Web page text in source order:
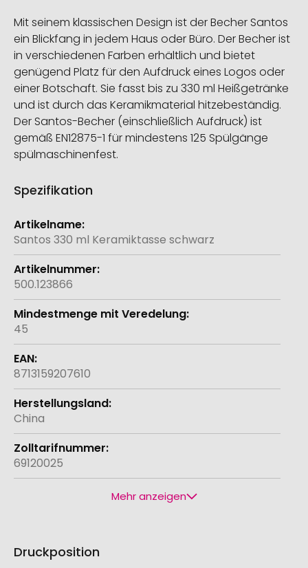
Mit seinem klassischen Design ist der Becher Santos
ein Blickfang in jedem Haus oder Büro. Der Becher ist
in verschiedenen Farben erhältlich und bietet
genügend Platz für den Aufdruck eines Logos oder
einer Botschaft. Sie fasst bis zu 330 ml Heißgetränke
und ist durch das Keramikmaterial hitzebeständig.
Der Santos-Becher (einschließlich Aufdruck) ist
gemäß EN12875-1 für mindestens 125 Spülgänge
spülmaschinenfest.
Spezifikation
Weitere
Informationen
Santos 330 ml Keramiktasse schwarz
500.123866
45
8713159207610
China
69120025
Mehr anzeigen
Druckposition